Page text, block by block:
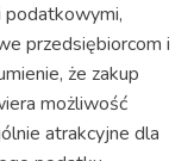
podatkowymi,
przedsiębiorcom i
że zakup
możliwość
atrakcyjne dla